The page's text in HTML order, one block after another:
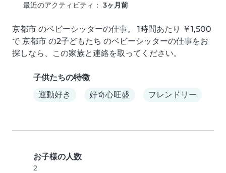
最近のアクティビティ： 3ヶ月前
京都市 のベビーシッターの仕事。 1時間あたり ￥1,500
で 京都市 の2子どもたち のベビーシッターの仕事をお
探しなら、この家族と連絡を取ってください。
子供たちの特徴
運動好き
好奇心旺盛 フレンドリー
お子様の人数
2